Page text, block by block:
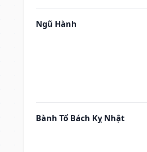
Ngũ Hành
Bành Tổ Bách Kỵ Nhật